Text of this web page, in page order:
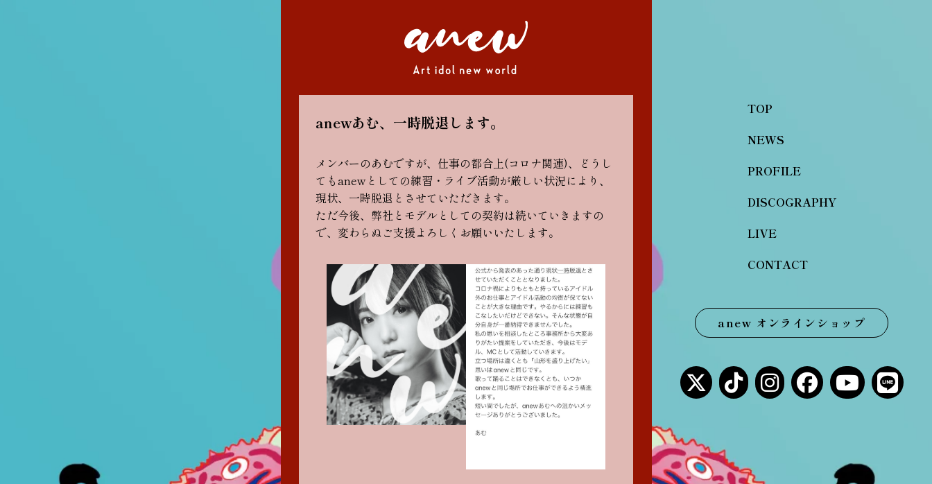
anewあむ、一時脱退します。
メンバーのあむですが、仕事の都合上(コロナ関連)、どうし
てもanewとしての練習・ライブ活動が厳しい状況により、
現状、一時脱退とさせていただきます。
ただ今後、弊社とモデルとしての契約は続いていきますの
で、変わらぬご支援よろしくお願いいたします。
TOP
NEWS
PROFILE
DISCOGRAPHY
LIVE
CONTACT
anew オンラインショップ